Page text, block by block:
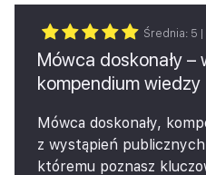
oceny,
motywowania,
budowania
poznasz
Średnia: 5
Mówca doskonały
kompendium wiedzy
Mówca doskonały,
z wystąpień
któremu poznasz